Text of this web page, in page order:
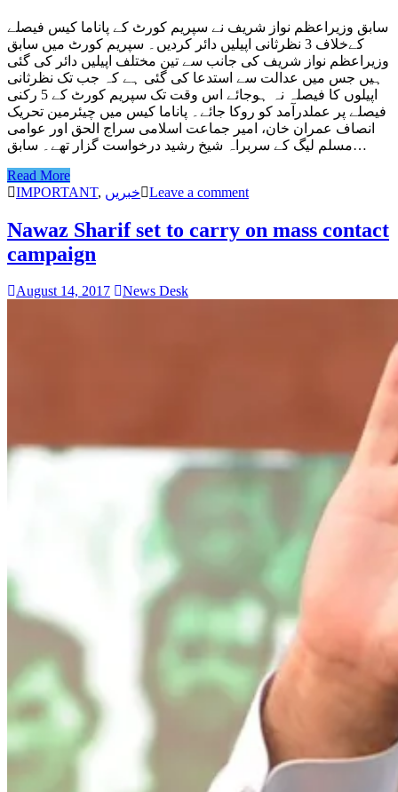
سابق وزیراعظم نواز شریف نے سپریم کورٹ کے پاناما کیس فیصلے
کےخلاف 3 نظرثانی اپیلیں دائر کردیں۔ سپریم کورٹ میں سابق
وزیراعظم نواز شریف کی جانب سے تین مختلف اپیلیں دائر کی گئی
ہیں جس میں عدالت سے استدعا کی گئی ہے کہ جب تک نظرثانی
اپیلوں کا فیصلہ نہ ہوجائے اس وقت تک سپریم کورٹ کے 5 رکنی
فیصلے پر عملدرآمد کو روکا جائے۔ پاناما کیس میں چیئرمین تحریک
انصاف عمران خان، امیر جماعت اسلامی سراج الحق اور عوامی
مسلم لیگ کے سربراہ شیخ رشید درخواست گزار تھے۔ سابق…
Read More
IMPORTANT, خبریں Leave a comment
Nawaz Sharif set to carry on mass contact
campaign
August 14, 2017 News Desk